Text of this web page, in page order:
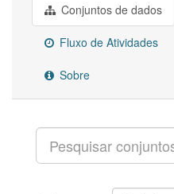
Conjuntos de dados
Fluxo de Atividades
Sobre